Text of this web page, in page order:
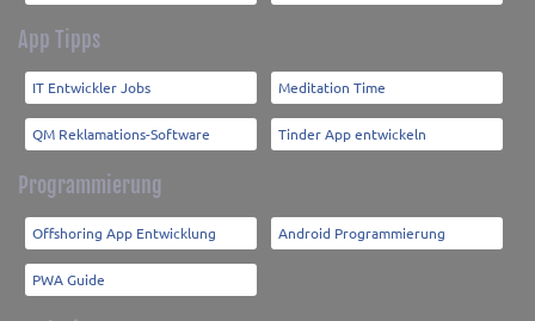
App Tipps
IT Entwickler Jobs Meditation Time
QM Reklamations-Software Tinder App entwickeln
Programmierung
Offshoring App Entwicklung Android Programmierung
PWA Guide